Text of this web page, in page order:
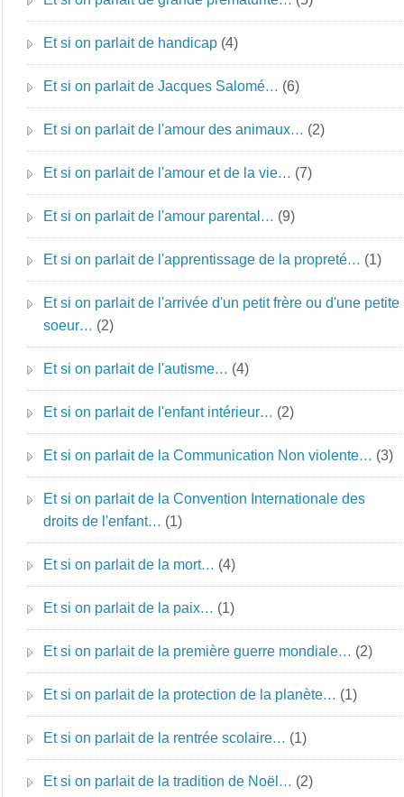
Et si on parlait de handicap (4)
Et si on parlait de Jacques Salomé… (6)
Et si on parlait de l'amour des animaux… (2)
Et si on parlait de l'amour et de la vie… (7)
Et si on parlait de l'amour parental… (9)
Et si on parlait de l'apprentissage de la propreté… (1)
Et si on parlait de l'arrivée d'un petit frère ou d'une petite
soeur… (2)
Et si on parlait de l'autisme… (4)
Et si on parlait de l'enfant intérieur… (2)
Et si on parlait de la Communication Non violente… (3)
Et si on parlait de la Convention Internationale des
droits de l'enfant… (1)
Et si on parlait de la mort… (4)
Et si on parlait de la paix… (1)
Et si on parlait de la première guerre mondiale… (2)
Et si on parlait de la protection de la planète… (1)
Et si on parlait de la rentrée scolaire… (1)
Et si on parlait de la tradition de Noël… (2)